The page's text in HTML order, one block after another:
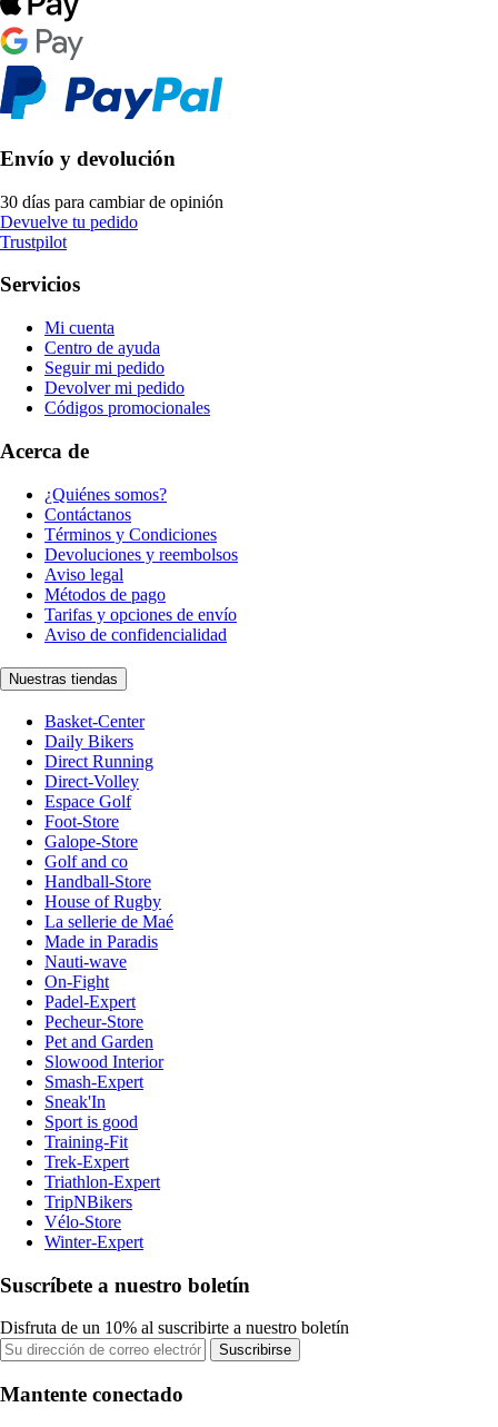
Envío y devolución
30 días para cambiar de opinión
Devuelve tu pedido
Trustpilot
Servicios
Mi cuenta
Centro de ayuda
Seguir mi pedido
Devolver mi pedido
Códigos promocionales
Acerca de
¿Quiénes somos?
Contáctanos
Términos y Condiciones
Devoluciones y reembolsos
Aviso legal
Métodos de pago
Tarifas y opciones de envío
Aviso de confidencialidad
Nuestras tiendas
Basket-Center
Daily Bikers
Direct Running
Direct-Volley
Espace Golf
Foot-Store
Galope-Store
Golf and co
Handball-Store
House of Rugby
La sellerie de Maé
Made in Paradis
Nauti-wave
On-Fight
Padel-Expert
Pecheur-Store
Pet and Garden
Slowood Interior
Smash-Expert
Sneak'In
Sport is good
Training-Fit
Trek-Expert
Triathlon-Expert
TripNBikers
Vélo-Store
Winter-Expert
Suscríbete a nuestro boletín
Disfruta de un 10% al suscribirte a nuestro boletín
Suscribirse
Mantente conectado